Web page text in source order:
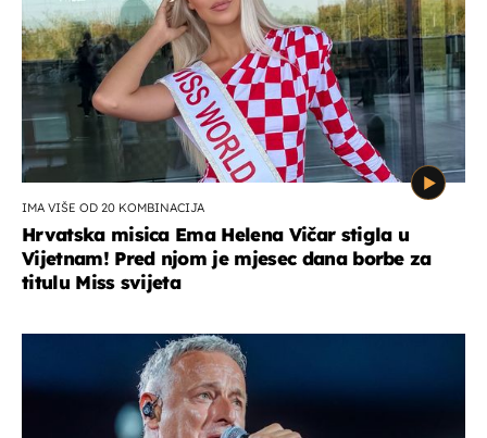
IMA VIŠE OD 20 KOMBINACIJA
Hrvatska misica Ema Helena Vičar stigla u
Vijetnam! Pred njom je mjesec dana borbe za
titulu Miss svijeta